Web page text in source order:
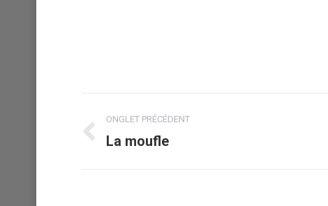
Navigation
de
ONGLET PRÉCÉDENT
Onglet
La moufle